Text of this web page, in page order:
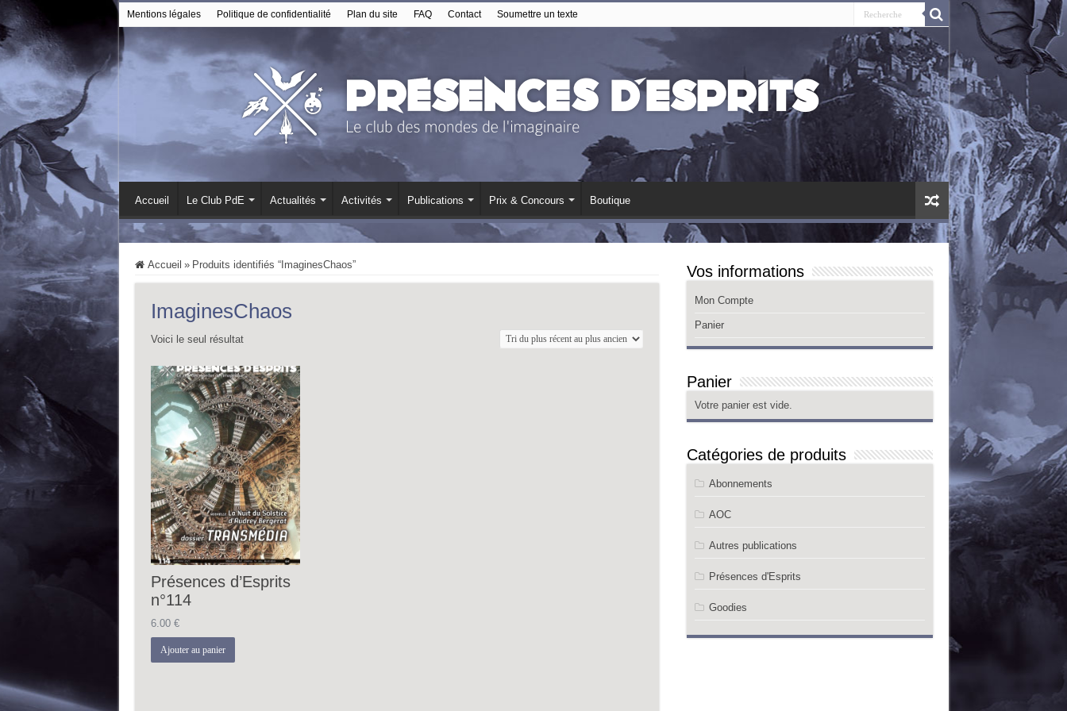
Mentions légales Politique de confidentialité Plan du site FAQ Contact Soumettre un texte
Accueil Le Club PdE Actualités Activités Publications Prix & Concours Boutique
Accueil » Produits identifiés “ImaginesChaos”
ImaginesChaos
Voici le seul résultat
Présences d’Esprits
n°114
6.00 €
Ajouter au panier
Vos informations
Mon Compte
Panier
Panier
Votre panier est vide.
Catégories de produits
Abonnements
AOC
Autres publications
Présences d'Esprits
Goodies